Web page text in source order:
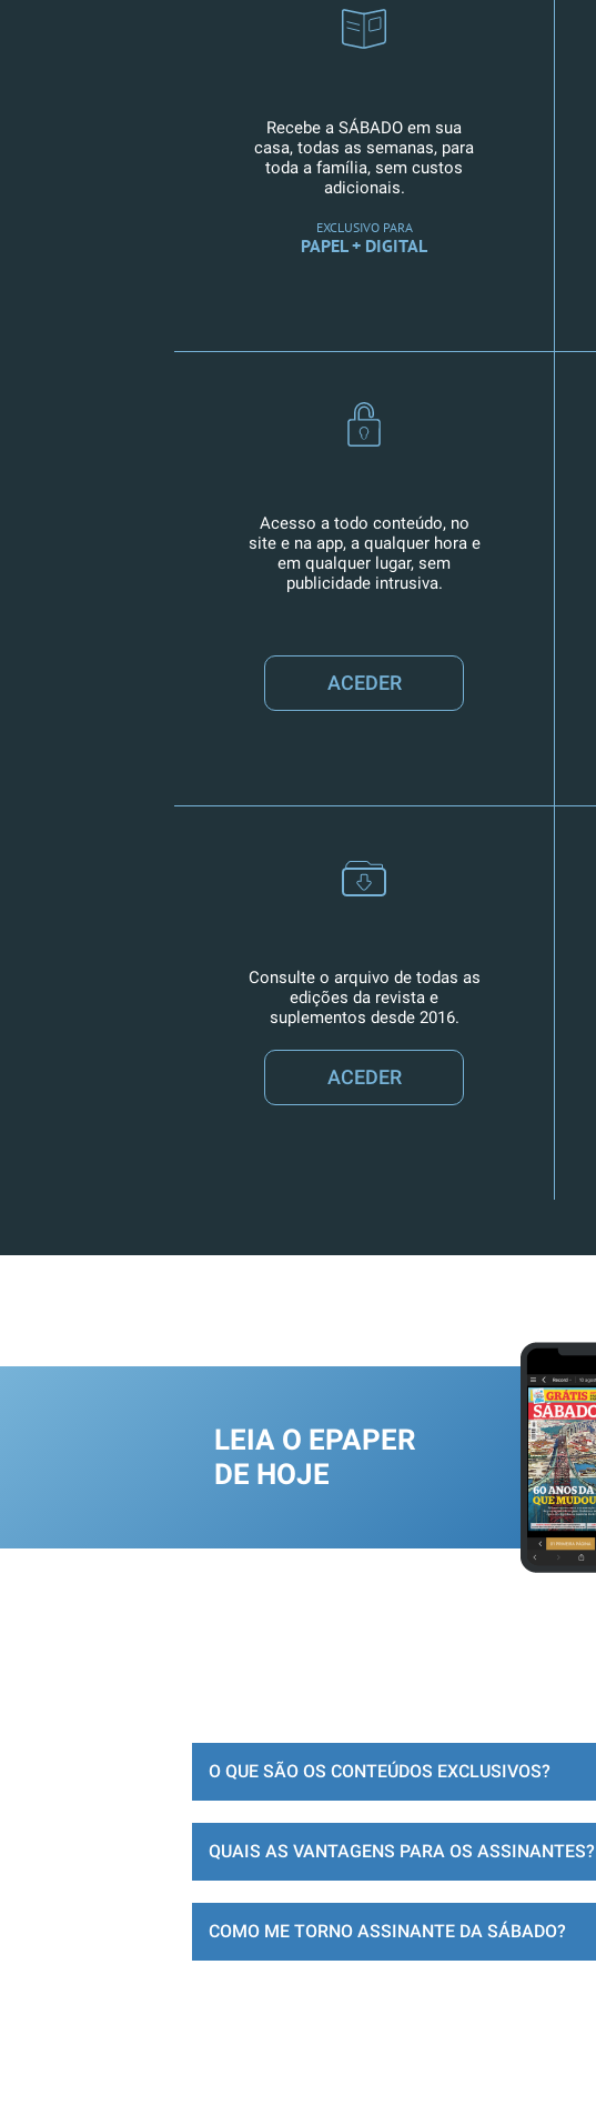
Recebe a SÁBADO em sua
casa, todas as semanas, para
toda a família, sem custos
adicionais.
EXCLUSIVO PARA
PAPEL + DIGITAL
Acesso a todo conteúdo, no
site e na app, a qualquer hora e
em qualquer lugar, sem
publicidade intrusiva.
ACEDER
Consulte o arquivo de todas as
edições da revista e
suplementos desde 2016.
ACEDER
LEIA O EPAPER
DE HOJE
O QUE SÃO OS CONTEÚDOS EXCLUSIVOS?
QUAIS AS VANTAGENS PARA OS ASSINANTES?
COMO ME TORNO ASSINANTE DA SÁBADO?